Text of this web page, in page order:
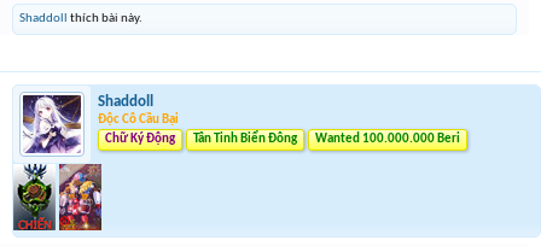
Shaddoll thích bài này.
Shaddoll
Độc Cô Cầu Bại
Chữ Ký Động
Tân Tinh Biển Đông Wanted 100.000.000 Beri